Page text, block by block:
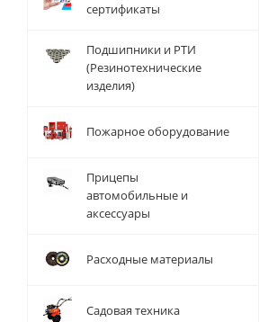
сертификаты
Подшипники и РТИ
(Резинотехнические
изделия)
Пожарное оборудование
Прицепы
автомобильные и
аксессуары
Расходные материалы
Садовая техника